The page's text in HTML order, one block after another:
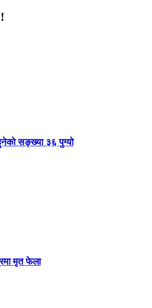
सङ्ख्या ३६ पुग्यो
मृत फेला